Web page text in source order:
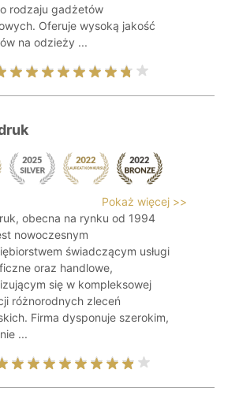
rodzaju gadżetów
Oferuje wysoką jakość
na odzieży ...
Pokaż więcej >>
obecna na rynku od 1994
nowoczesnym
świadczącym usługi
oraz handlowe,
się w kompleksowej
różnorodnych zleceń
Firma dysponuje szerokim,
...